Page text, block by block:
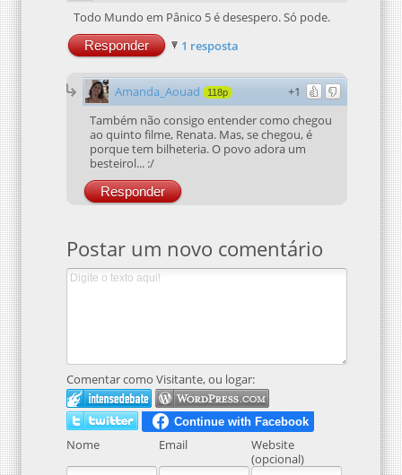
Todo Mundo em Pânico 5 é desespero. Só pode.
Responder 1 resposta
+1
Amanda_Aouad 118p
Também não consigo entender como chegou
ao quinto filme, Renata. Mas, se chegou, é
porque tem bilheteria. O povo adora um
besteirol... :/
Responder
Postar um novo comentário
Comentar como Visitante, ou logar:
Nome Email
Website
(opcional)